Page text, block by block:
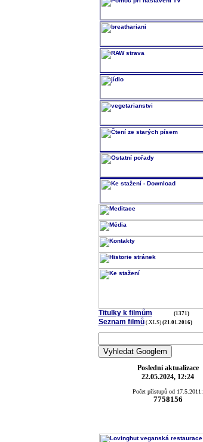
Titulky k filmům (1371)
Seznam filmů (.XLS) (21.01.2016)
Poslední aktualizace
22.05.2024, 12:24
Počet přístupů od 17.5.2011:
7758156